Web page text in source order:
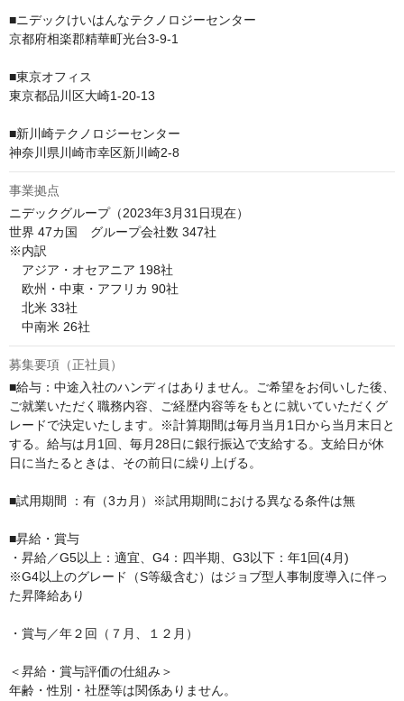
■ニデックけいはんなテクノロジーセンター
京都府相楽郡精華町光台3-9-1
■東京オフィス
東京都品川区大崎1-20-13
■新川崎テクノロジーセンター
事業拠点
ニデックグループ（2023年3月31日現在）
世界 47カ国　グループ会社数 347社
※内訳
アジア・オセアニア 198社
欧州・中東・アフリカ 90社
北米 33社
募集要項（正社員）
■給与：中途入社のハンディはありません。ご希望をお伺いした後、
ご就業いただく職務内容、ご経歴内容等をもとに就いていただくグ
レードで決定いたします。※計算期間は毎月当月1日から当月末日と
する。給与は月1回、毎月28日に銀行振込で支給する。支給日が休
日に当たるときは、その前日に繰り上げる。
■試用期間 ：有（3カ月）※試用期間における異なる条件は無
■昇給・賞与
・昇給／G5以上：適宜、G4：四半期、G3以下：年1回(4月)
※G4以上のグレード（S等級含む）はジョブ型人事制度導入に伴っ
た昇降給あり
・賞与／年２回（７月、１２月）
＜昇給・賞与評価の仕組み＞
年齢・性別・社歴等は関係ありません。